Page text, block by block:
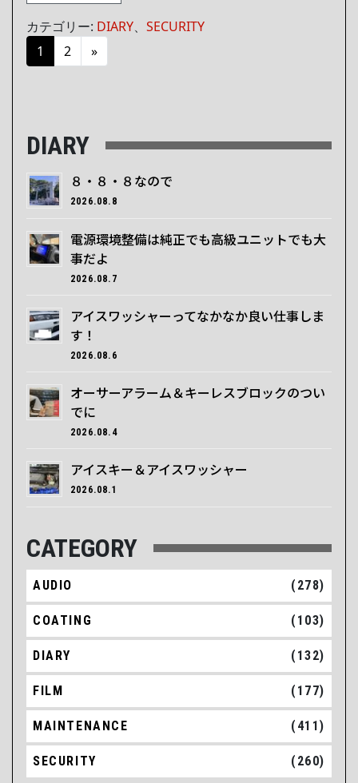
カテゴリー: DIARY、 SECURITY
投稿ナビゲーション
1 2 »
DIARY
８・８・８なので
2026.08.8
電源環境整備は純正でも高級ユニットでも大
事だよ
2026.08.7
アイスワッシャーってなかなか良い仕事しま
す！
2026.08.6
オーサーアラーム＆キーレスブロックのつい
でに
2026.08.4
アイスキー＆アイスワッシャー
2026.08.1
CATEGORY
AUDIO (278)
COATING (103)
DIARY (132)
FILM (177)
MAINTENANCE (411)
SECURITY (260)